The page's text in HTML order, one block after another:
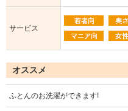
サービス
オススメ
ふとんのお洗濯ができます!